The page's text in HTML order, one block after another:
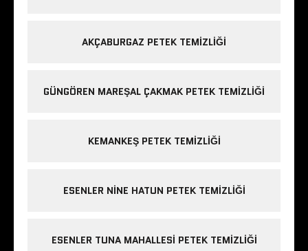
AKÇABURGAZ PETEK TEMIZLIĞI
GÜNGÖREN MAREŞAL ÇAKMAK PETEK TEMIZLIĞI
KEMANKEŞ PETEK TEMIZLIĞI
ESENLER NINE HATUN PETEK TEMIZLIĞI
ESENLER TUNA MAHALLESI PETEK TEMIZLIĞI